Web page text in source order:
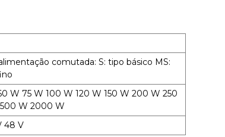
comutada: S: tipo básico MS:
W 75 W 100 W 120 W 150 W 200 W 250
W 2000 W
48 V